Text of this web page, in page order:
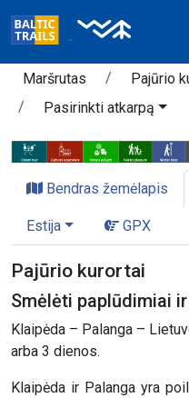
Maršrutas
Pajūrio
Pasirinkti atkarpą
Bendras žemėlapis
Estija GPX
Pajūrio kurortai
Smėlėti paplūdimiai
Klaipėda – Palanga –
arba 3 dienos.
Klaipėda ir Palanga yra